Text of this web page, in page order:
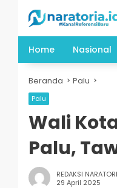
Home Nasional
Beranda Palu
Palu
Wali
Palu,
REDAKSI
29 April 2025